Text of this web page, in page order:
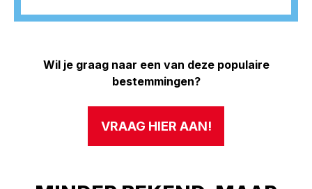
Wil je graag naar een van deze populaire
bestemmingen?
VRAAG HIER AAN!